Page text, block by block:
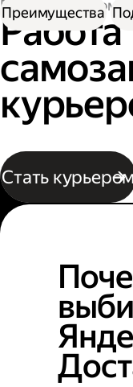
Работа курьером
Работа
Стать
Преимущества